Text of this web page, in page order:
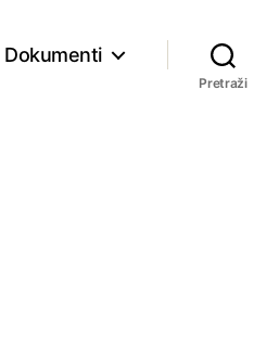
Dokumenti
Pretraži